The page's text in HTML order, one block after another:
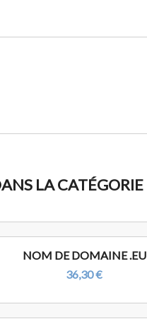
LA CATÉGORIE
NOM DE DOMAINE .EU
36,30 €